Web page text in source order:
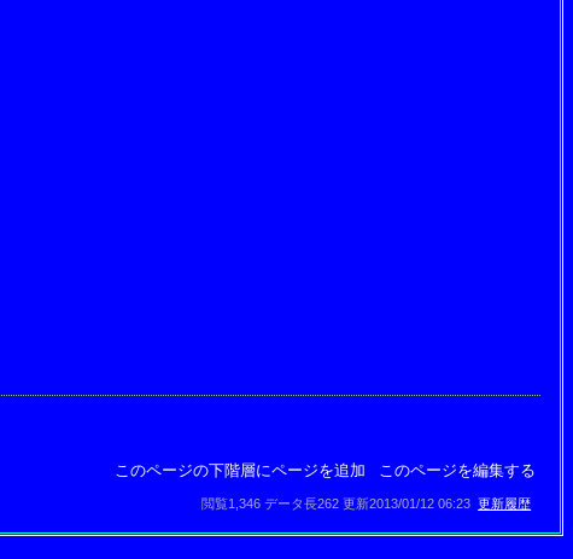
このページの下階層にページを追加
このページを編集する
閲覧1,346 データ長262 更新2013/01/12 06:23 更新履歴